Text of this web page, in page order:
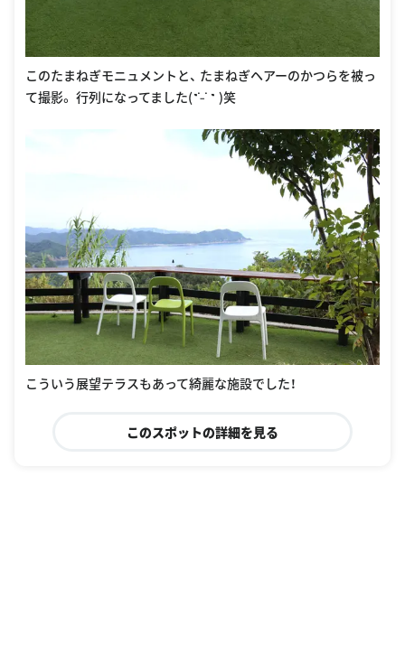
このたまねぎモニュメントと、 たまねぎヘアーのかつらを被っ
て撮影。 行列になってました(˶ ̇ ̵ ̇ ˶ )笑
こういう展望テラスもあって綺麗な施設でした！
このスポットの詳細を見る